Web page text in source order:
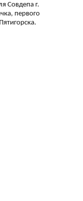
Совдепа г.
первого